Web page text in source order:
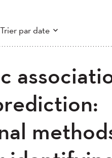
Trier par date
2018
2013
2007
ancien au plus récent